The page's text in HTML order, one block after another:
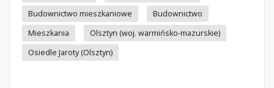
Budownictwo mieszkaniowe
Budownictwo
Mieszkania
Olsztyn (woj. warmińsko-mazurskie)
Osiedle Jaroty (Olsztyn)